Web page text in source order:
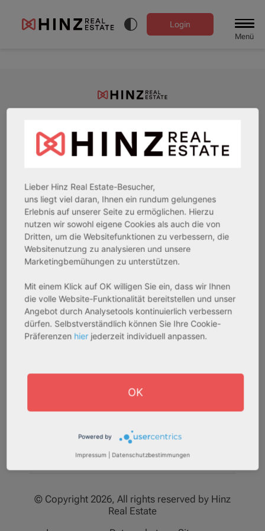
Menü
Login
spezialisiert hat.
Hinz Real Estate
52Bewertungen auf ProvenExpert.com
Service
Zu den Immobilien
Immobilie verkaufen
Ankaufsprofil anlegen
Immoportal
Unternehmen und Hilfe
Über uns
Karriere
Bewertungen
Kontakt
© Copyright 2026, All rights reserved by Hinz
Real Estate
Lieber Hinz Real Estate-Besucher,
uns liegt viel daran, Ihnen ein rundum gelungenes
Erlebnis auf unserer Seite zu ermöglichen. Hierzu
nutzen wir sowohl eigene Cookies als auch die von
Dritten, um die Websitefunktionen zu verbessern, die
Websitenutzung zu analysieren und unsere
Marketingbemühungen zu unterstützen.
Mit einem Klick auf OK willigen Sie ein, dass wir Ihnen
die volle Website-Funktionalität bereitstellen und unser
Angebot durch Analysetools kontinuierlich verbessern
dürfen. Selbstverständlich können Sie Ihre Cookie-
Präferenzen hier jederzeit individuell anpassen.
OK
Powered by
Impressum Datenschutzbestimmungen